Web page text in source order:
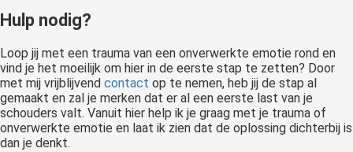
Hulp nodig?
Loop jij met een trauma van een onverwerkte emotie rond en
vind je het moeilijk om hier in de eerste stap te zetten? Door
met mij vrijblijvend contact op te nemen, heb jij de stap al
gemaakt en zal je merken dat er al een eerste last van je
schouders valt. Vanuit hier help ik je graag met je trauma of
onverwerkte emotie en laat ik zien dat de oplossing dichterbij is
dan je denkt.